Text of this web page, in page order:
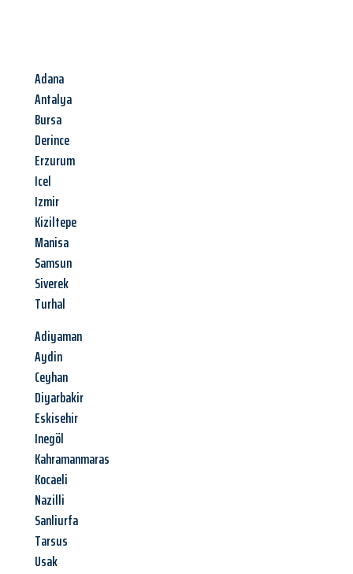
Adana
Antalya
Bursa
Derince
Erzurum
Icel
Izmir
Kiziltepe
Manisa
Samsun
Siverek
Turhal
Adiyaman
Aydin
Ceyhan
Diyarbakir
Eskisehir
Inegöl
Kahramanmaras
Kocaeli
Nazilli
Sanliurfa
Tarsus
Usak